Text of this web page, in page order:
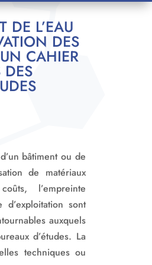
DE L’EAU
DES
CAHIER
DES
bâtiment ou de
de matériaux
l’empreinte
sont
auxquels
d’études. La
techniques ou